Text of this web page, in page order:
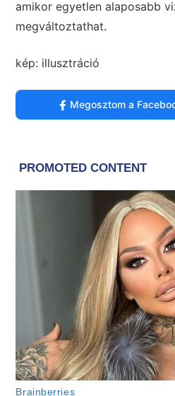
amikor egyetlen alaposabb
megváltoztathat.
kép: illusztráció
Megosztom a